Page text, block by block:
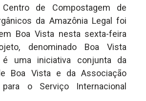
de Compostagem de
da Amazônia Legal foi
Boa Vista nesta sexta-feira
denominado Boa Vista
é uma iniciativa conjunta da
Boa Vista e da Associação
para o Serviço Internacional